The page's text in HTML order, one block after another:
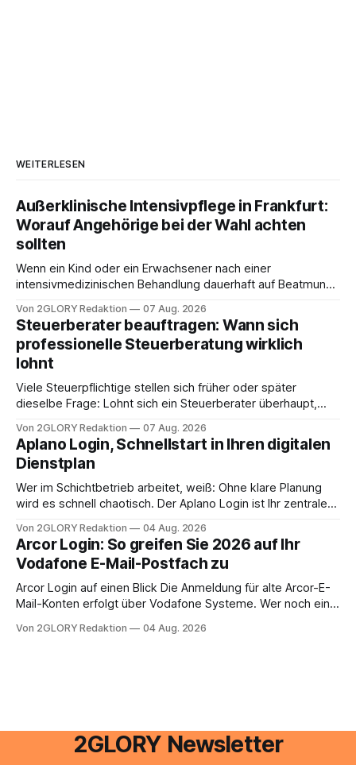
WEITERLESEN
Außerklinische Intensivpflege in Frankfurt:
Worauf Angehörige bei der Wahl achten
sollten
Wenn ein Kind oder ein Erwachsener nach einer
intensivmedizinischen Behandlung dauerhaft auf Beatmung
angewiesen ist, stellt sich für Familien eine schwierige
Frage: Muss die Versorgung dauerhaft in der Klinik bleiben –
oder ist ein Leben zu Hause möglich? Die außerklinische
Intensivpflege bietet genau diese Alternative: Sie
Von 2GLORY Redaktion 07 Aug. 2026
Steuerberater beauftragen: Wann sich
professionelle Steuerberatung wirklich
lohnt
Viele Steuerpflichtige stellen sich früher oder später
dieselbe Frage: Lohnt sich ein Steuerberater überhaupt,
erledigen? Die kurze Antwort: Bei einfachen
Einkommensverhältnissen reicht häufig eine Steuersoftware
aus – sobald jedoch mehrere Einkunftsarten
zusammentreffen oder größere finanzielle Veränderungen
anstehen, zahlt sich professionelle Unterstützung meist
Von 2GLORY Redaktion 07 Aug. 2026
Aplano Login, Schnellstart in Ihren digitalen
Dienstplan
Wer im Schichtbetrieb arbeitet, weiß: Ohne klare Planung
wird es schnell chaotisch. Der Aplano Login ist Ihr zentraler
abwesenheiten und die gesamte kommunikation rund um
Ihr personal digital zu organisieren. In diesem Leitfaden
erfahren Sie alles, was Sie für einen reibungslosen Einstieg
brauchen, von der Registrierung
Von 2GLORY Redaktion 04 Aug. 2026
Arcor Login: So greifen Sie 2026 auf Ihr
Vodafone E-Mail-Postfach zu
Arcor Login auf einen Blick Die Anmeldung für alte Arcor-E-
Mail-Konten erfolgt über Vodafone Systeme. Wer noch eine
besitzt, loggt sich heute über das Vodafone E-Mail & Cloud
Von 2GLORY Redaktion 04 Aug. 2026
2GLORY Newsletter